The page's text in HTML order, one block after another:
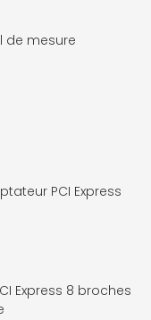
de mesure
PCI Express
Express 8 broches